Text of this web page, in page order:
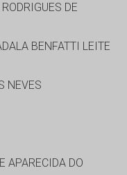
DE
BENFATTI LEITE
NEVES
APARECIDA DO